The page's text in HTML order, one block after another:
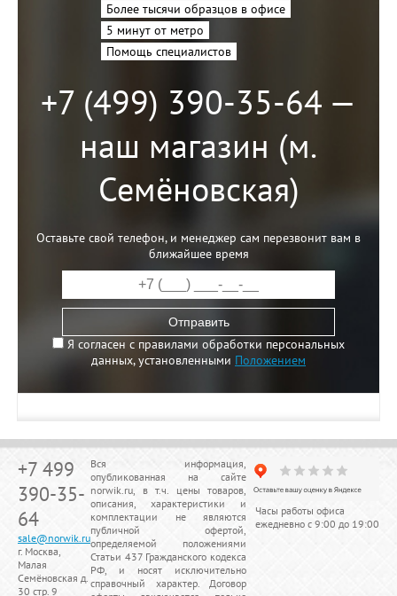
Более тысячи образцов в офисе
5 минут от метро
Помощь специалистов
+7 (499) 390-35-64 —
наш магазин (м.
Семёновская)
Оставьте свой телефон, и менеджер сам перезвонит вам в
ближайшее время
Отправить
Я согласен с правилами обработки персональных
данных, установленными Положением
+7 499
390-35-
64
sale@norwik.ru
г. Москва,
Малая
Семёновская д.
30 стр. 9
Вся информация,
опубликованная на сайте
norwik.ru, в т.ч. цены товаров,
описания, характеристики и
комплектации не являются
публичной офертой,
определяемой положениями
Статьи 437 Гражданского кодекса
РФ, и носят исключительно
справочный характер. Договор
Часы работы офиса
ежедневно с 9:00 до 19:00